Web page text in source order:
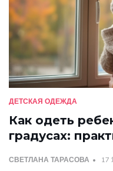
ДЕТСКАЯ ОДЕЖДА
Как одеть
градусах:
СВЕТЛАНА ТАРАСОВА 17